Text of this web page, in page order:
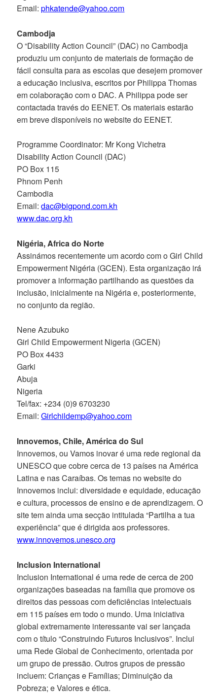
Email:phkatende@yahoo.com
Cambodja
O “Disability Action Council” (DAC) no Cambodja
produziu um conjunto de materiais de formação de
fácil consulta para as escolas que desejem promover
a educação inclusiva, escritos por Philippa Thomas
em colaboração com o DAC. A Philippa pode ser
contactada través do EENET. Os materiais estarão
em breve disponíveis no website do EENET.
Programme Coordinator: Mr Kong Vichetra
Disability Action Council (DAC)
PO Box 115
Phnom Penh
Cambodia
Email:dac@bigpond.com.kh
www.dac.org.kh
Nigéria, Africa do Norte
Assinámos recentemente um acordo com o Girl Child
Empowerment Nigéria (GCEN). Esta organização irá
promover a informação partilhando as questões da
inclusão, inicialmente na Nigéria e, posteriormente,
no conjunto da região.
Nene Azubuko
Girl Child Empowerment Nigeria (GCEN)
PO Box 4433
Garki
Abuja
Nigeria
Tel/fax: +234 (0)9 6703230
Email:Girlchildemp@yahoo.com
Innovemos, Chile, América do Sul
Innovemos, ou Vamos inovar é uma rede regional da
UNESCO que cobre cerca de 13 países na América
Latina e nas Caraíbas. Os temas no website do
Innovemos inclui: diversidade e equidade, educação
e cultura, processos de ensino e de aprendizagem. O
site tem ainda uma secção intitulada “Partilha a tua
experiência” que é dirigida aos professores.
www.innovemos.unesco.org
Inclusion International
Inclusion International é uma rede de cerca de 200
organizações baseadas na família que promove os
direitos das pessoas com deficiências intelectuais
em 115 países em todo o mundo. Uma iniciativa
global extremamente interessante vai ser lançada
com o título “Construindo Futuros Inclusivos”. Inclui
uma Rede Global de Conhecimento, orientada por
um grupo de pressão. Outros grupos de pressão
incluem: Crianças e Famílias; Diminuição da
Pobreza; e Valores e ética.